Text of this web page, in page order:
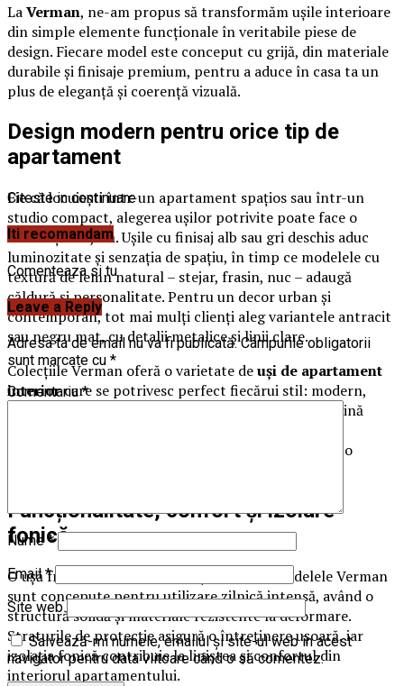
LaVerman, ne-am propus să transformăm ușile interioare
din simple elemente funcționale în veritabile piese de
design. Fiecare model este conceput cu grijă, din materiale
durabile și finisaje premium, pentru a aduce în casa ta un
plus de eleganță și coerență vizuală.
Design modern pentru orice tip de
apartament
Fie că locuiești într-un apartament spațios sau într-un
studio compact, alegerea ușilor potrivite poate face o
diferență majoră. Ușile cu finisaj alb sau gri deschis aduc
luminozitate și senzația de spațiu, în timp ce modelele cu
textură de lemn natural – stejar, frasin, nuc – adaugă
căldură și personalitate. Pentru un decor urban și
contemporan, tot mai mulți clienți aleg variantele antracit
sau negru mat, cu detalii metalice și linii clare.
Colecțiile Verman oferă o varietate deuși de apartament
interiorcare se potrivesc perfect fiecărui stil: modern,
minimalist, clasic sau industrial. Fiecare produs îmbină
finisajelor germane, pentru o estetică impecabilă și o
Funcționalitate, confort și izolare
fonică
O ușă frumoasă trebuie să fie și practică. Modelele Verman
sunt concepute pentru utilizare zilnică intensă, având o
structură solidă și materiale rezistente la deformare.
Straturile de protecție asigură o întreținere ușoară, iar
izolația fonică contribuie la liniștea și confortul din
interiorul apartamentului.
Citeste in continuare
Iti recomandam
Comenteaza si tu
Leave a Reply
Adresa ta de email nu va fi publicată. Câmpurile obligatorii
sunt marcate cu *
Comentariu*
Nume*
Email*
Site web
Salvează-mi numele, emailul și site-ul web în acest
navigator pentru data viitoare când o să comentez.